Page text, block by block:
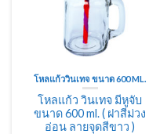
โหลแก้ววินเทจ ขนาด 600 ML.
โหลแก้ว วินเทจ มีหูจับ
ขนาด 600 ml. ( ฝาสีม่วง
อ่อน ลายจุดสีขาว )